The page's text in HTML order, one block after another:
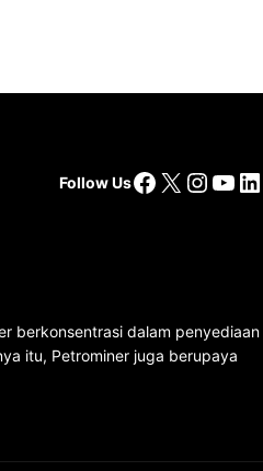
Follow UsFacebook
X
berkonsentrasi dalam penyediaan
itu, Petrominer juga berupaya